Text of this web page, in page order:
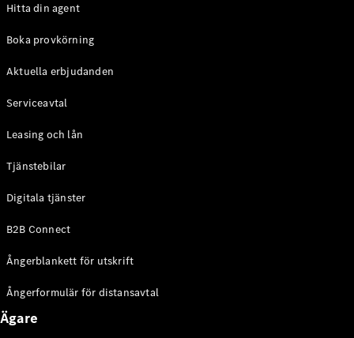
Mercedes-
AMG SL
Roadster
Mercedes-
Monogram
Konfigurator
Benz Online
Store
Grand Limousine
Hitta din agent
Boka provkörning
Aktuella erbjudanden
Serviceavtal
Leasing och lån
Tjänstebilar
Digitala tjänster
B2B Connect
Ångerblankett för utskrift
Ångerformulär för distansavtal
Ägare